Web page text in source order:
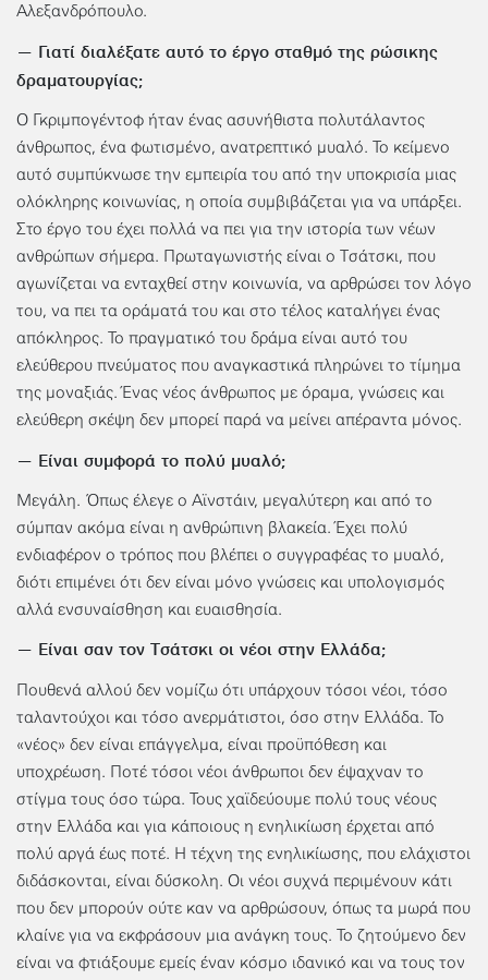
Αλεξανδρόπουλο.
— Γιατί διαλέξατε αυτό το έργο σταθμό της ρώσικης
δραματουργίας;
Ο Γκριμπογέντοφ ήταν ένας ασυνήθιστα πολυτάλαντος
άνθρωπος, ένα φωτισμένο, ανατρεπτικό μυαλό. Το κείμενο
αυτό συμπύκνωσε την εμπειρία του από την υποκρισία μιας
ολόκληρης κοινωνίας, η οποία συμβιβάζεται για να υπάρξει.
Στο έργο του έχει πολλά να πει για την ιστορία των νέων
ανθρώπων σήμερα. Πρωταγωνιστής είναι ο Τσάτσκι, που
αγωνίζεται να ενταχθεί στην κοινωνία, να αρθρώσει τον λόγο
του, να πει τα οράματά του και στο τέλος καταλήγει ένας
απόκληρος. Το πραγματικό του δράμα είναι αυτό του
ελεύθερου πνεύματος που αναγκαστικά πληρώνει το τίμημα
της μοναξιάς. Ένας νέος άνθρωπος με όραμα, γνώσεις και
ελεύθερη σκέψη δεν μπορεί παρά να μείνει απέραντα μόνος.
— Είναι συμφορά το πολύ μυαλό;
Μεγάλη. Όπως έλεγε ο Αϊνστάιν, μεγαλύτερη και από το
σύμπαν ακόμα είναι η ανθρώπινη βλακεία. Έχει πολύ
ενδιαφέρον ο τρόπος που βλέπει ο συγγραφέας το μυαλό,
διότι επιμένει ότι δεν είναι μόνο γνώσεις και υπολογισμός
αλλά ενσυναίσθηση και ευαισθησία.
— Είναι σαν τον Τσάτσκι οι νέοι στην Ελλάδα;
Πουθενά αλλού δεν νομίζω ότι υπάρχουν τόσοι νέοι, τόσο
ταλαντούχοι και τόσο ανερμάτιστοι, όσο στην Ελλάδα. Το
«νέος» δεν είναι επάγγελμα, είναι προϋπόθεση και
υποχρέωση. Ποτέ τόσοι νέοι άνθρωποι δεν έψαχναν το
στίγμα τους όσο τώρα. Τους χαϊδεύουμε πολύ τους νέους
στην Ελλάδα και για κάποιους η ενηλικίωση έρχεται από
πολύ αργά έως ποτέ. Η τέχνη της ενηλικίωσης, που ελάχιστοι
διδάσκονται, είναι δύσκολη. Οι νέοι συχνά περιμένουν κάτι
που δεν μπορούν ούτε καν να αρθρώσουν, όπως τα μωρά που
κλαίνε για να εκφράσουν μια ανάγκη τους. Το ζητούμενο δεν
είναι να φτιάξουμε εμείς έναν κόσμο ιδανικό και να τους τον